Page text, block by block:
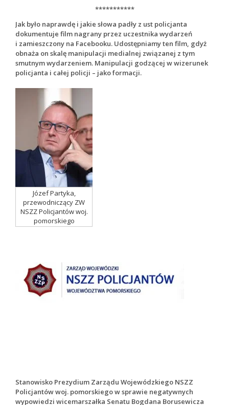
***********
Jak było naprawdę i jakie słowa padły z ust policjanta
dokumentuje film nagrany przez uczestnika wydarzeń
i zamieszczony na Facebooku. Udostępniamy ten film, gdyż
obnaża on skalę manipulacji medialnej związanej z tym
smutnym wydarzeniem. Manipulacji godzącej w wizerunek
policjanta i całej policji – jako formacji.
Józef Partyka,
przewodniczący ZW
NSZZ Policjantów woj.
pomorskiego
Stanowisko Prezydium Zarządu Wojewódzkiego NSZZ
Policjantów woj. pomorskiego w sprawie negatywnych
wypowiedzi wicemarszałka Senatu Bogdana Borusewicza